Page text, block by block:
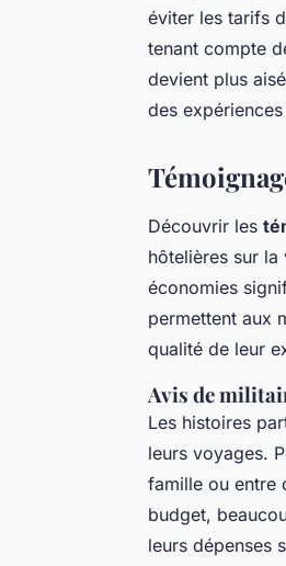
éviter les tarifs
tenant compte
devient plus
des
Découvrir les
hôtelières sur
économies
permettent aux
qualité de leur
Avis de
Les histoires
leurs voyages.
famille ou entre
budget,
leurs dépenses